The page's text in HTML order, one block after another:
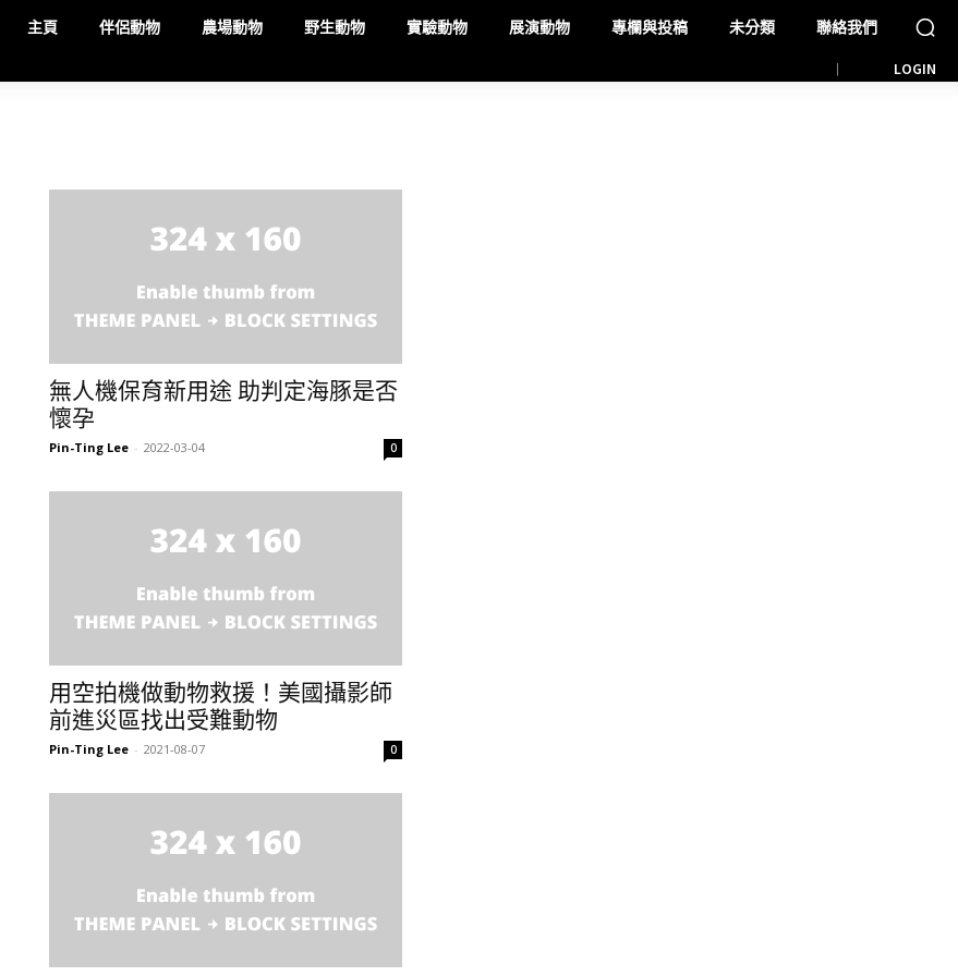
主頁 伴侶動物 農場動物 野生動物 實驗動物 展演動物 專欄與投稿 未分類 聯絡我們
LOGIN
無人機保育新用途 助判定海豚是否
懷孕
Pin-Ting Lee - 2022-03-04 0
用空拍機做動物救援！美國攝影師
前進災區找出受難動物
Pin-Ting Lee - 2021-08-07 0